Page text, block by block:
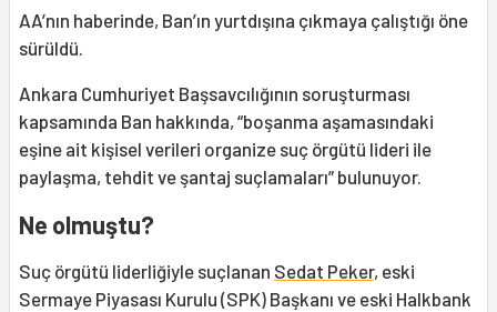
AA’nın haberinde, Ban’ın yurtdışına çıkmaya çalıştığı öne
sürüldü.
Ankara Cumhuriyet Başsavcılığının soruşturması
kapsamında Ban hakkında, “boşanma aşamasındaki
eşine ait kişisel verileri organize suç örgütü lideri ile
paylaşma, tehdit ve şantaj suçlamaları” bulunuyor.
Ne olmuştu?
Suç örgütü liderliğiyle suçlanan Sedat Peker, eski
Sermaye Piyasası Kurulu (SPK) Başkanı ve eski Halkbank